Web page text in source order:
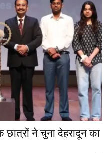
ने चुना देहरादून का